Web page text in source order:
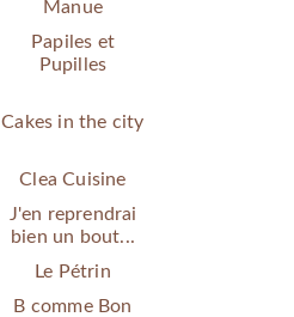
Manue
Papiles et
Pupilles
Cakes in the city
Clea Cuisine
J'en reprendrai
bien un bout...
Le Pétrin
B comme Bon